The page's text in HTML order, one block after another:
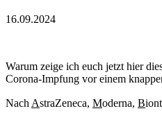
16.09.2024
Warum zeige ich euch jetzt hier
Corona-Impfung vor einem
Nach AstraZeneca, Moderna, B